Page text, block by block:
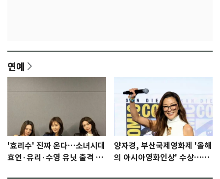
연예
'효리수' 진짜 온다…소녀시대
효연·유리·수영 유닛 출격 [N
양자경, 부산국제영화제 '올해
의 아시아영화인상' 수상…15